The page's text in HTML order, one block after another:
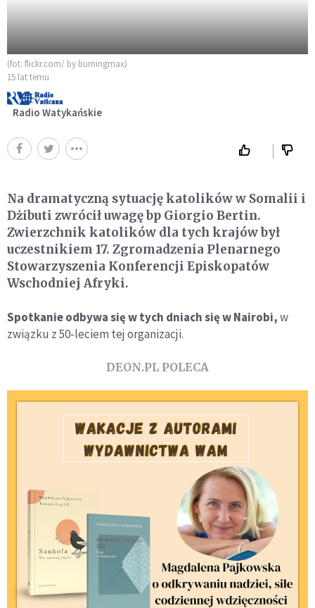
(fot. flickr.com/ by burningmax)
15 lat temu
Radio Watykańskie
Na dramatyczną sytuację katolików w Somalii i
Dżibuti zwrócił uwagę bp Giorgio Bertin.
Zwierzchnik katolików dla tych krajów był
uczestnikiem 17. Zgromadzenia Plenarnego
Stowarzyszenia Konferencji Episkopatów
Wschodniej Afryki.
Spotkanie odbywa się w tych dniach się w Nairobi,w
związku z 50-leciem tej organizacji.
DEON.PL POLECA